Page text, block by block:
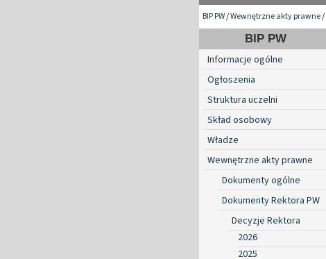
BIP PW/Wewnętrzne akty prawne/
BIP PW
Informacje ogólne
Ogłoszenia
Struktura uczelni
Skład osobowy
Władze
Wewnętrzne akty prawne
Dokumenty ogólne
Dokumenty Rektora PW
Decyzje Rektora
2026
2025